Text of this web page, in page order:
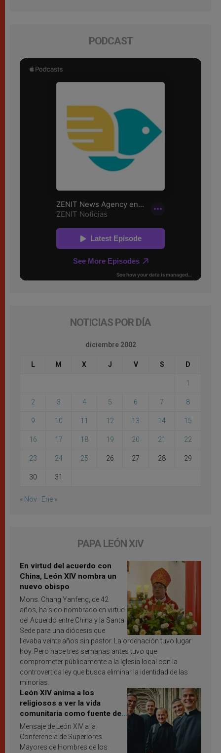
PODCAST
NOTICIAS POR DÍA
diciembre 2002
L M X J V S D
1
2 3 4 5 6 7 8
9 10 11 12 13 14 15
16 17 18 19 20 21 22
23 24 25 26 27 28 29
30 31
« Nov Ene »
PAPA LEÓN XIV
En virtud del acuerdo con
China, León XIV nombra un
nuevo obispo
Mons. Chang Yanfeng, de 42
años, ha sido nombrado en virtud
del Acuerdo entre China y la Santa
Sede para una diócesis que
llevaba veinte años sin pastor. La ordenación tuvo lugar
hoy. Pero hace tres semanas antes tuvo que
comprometer públicamente a la Iglesia local con la
controvertida ley que busca eliminar la identidad de las
minorías.
León XIV anima a los
religiosos a ver la vida
comunitaria como fuente de
inspiración y santificación
Mensaje de León XIV a la
Conferencia de Superiores
Mayores de Hombres de los